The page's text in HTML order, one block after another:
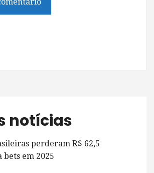
notícias
perderam R$ 62,5
em 2025